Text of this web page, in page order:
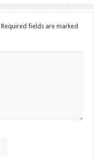
Required fields are marked